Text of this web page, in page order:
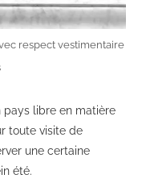
respect vestimentaire
pays libre en matière
toute visite de
une certaine
été.